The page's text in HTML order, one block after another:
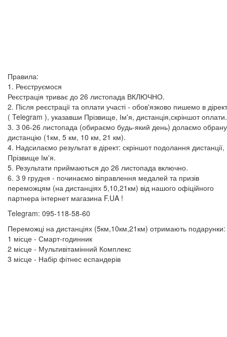
Правила:
1. Реєструємося
Реєстрація триває до 26 листопада ВКЛЮЧНО.
2. Після реєстрації та оплати участі - обов'язково пишемо в
( Telegram ), указавши Прізвище, Ім'я, дистанція,скріншот оплати.
3. З 06-26 листопада (обираємо будь-який день) долаємо обрану
дистанцію (1км, 5 км, 10 км, 21 км).
4. Надсилаємо результат в дірект: скріншот подолання дистанції,
Прізвище Ім'я.
5. Результати приймаються до 26 листопада включно.
6. З 9 грудня - починаємо віправлення медалей та призів
переможцям (на дистанціях 5,10,21км) від нашого офіційного
партнера інтернет магазина F.UA !
Telegram: 095-118-58-60
Переможці на дистанціях (5км,10км,21км) отримають подарунки:
1 місце - Смарт-годинник
2 місце - Мультивітамінний Комплекс
3 місце - Набір фітнес еспандерів